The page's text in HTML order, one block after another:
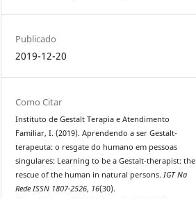
Publicado
2019-12-20
Como Citar
Instituto de Gestalt Terapia e Atendimento
Familiar, I. (2019). Aprendendo a ser Gestalt-
terapeuta: o resgate do humano em pessoas
singulares: Learning to be a Gestalt-therapist: the
rescue of the human in natural persons.IGT Na
Rede ISSN 1807-2526, 16(30).